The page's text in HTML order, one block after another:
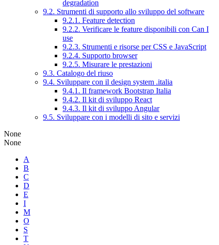
degradation
9.2. Strumenti di supporto allo sviluppo del software
9.2.1. Feature detection
9.2.2. Verificare le feature disponibili con Can I
use
9.2.3. Strumenti e risorse per CSS e JavaScript
9.2.4. Supporto browser
9.2.5. Misurare le prestazioni
9.3. Catalogo del riuso
9.4. Sviluppare con il design system .italia
9.4.1. Il framework Bootstrap Italia
9.4.2. Il kit di sviluppo React
9.4.3. Il kit di sviluppo Angular
9.5. Sviluppare con i modelli di sito e servizi
None
None
A
B
C
D
E
I
M
O
S
T